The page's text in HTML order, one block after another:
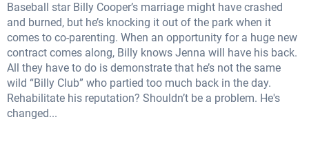
Baseball star Billy Cooper’s marriage might have crashed
and burned, but he’s knocking it out of the park when it
comes to co-parenting. When an opportunity for a huge new
contract comes along, Billy knows Jenna will have his back.
All they have to do is demonstrate that he’s not the same
wild “Billy Club” who partied too much back in the day.
Rehabilitate his reputation? Shouldn’t be a problem. He's
changed...